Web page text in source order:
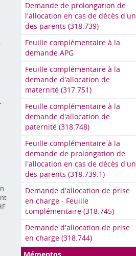
Demande de prolongation de
l'allocation en cas de décès d'un
des parents (318.739)
Feuille complémentaire à la
demande APG
Feuille complémentaire à la
demande d'allocation de
maternité (317.751)
Feuille complémentaire à la
demande d'allocation de
paternité (318.748)
Feuille complémentaire à la
demande de prolongation de
l'allocation en cas de décès d'un
des parents (318.739.1)
Demande d'allocation de prise
en charge - Feuille
complémentaire (318.745)
Demande d'allocation de prise
en charge (318.744)